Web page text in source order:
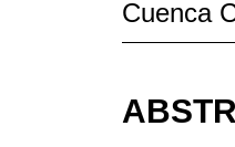
Cuenca